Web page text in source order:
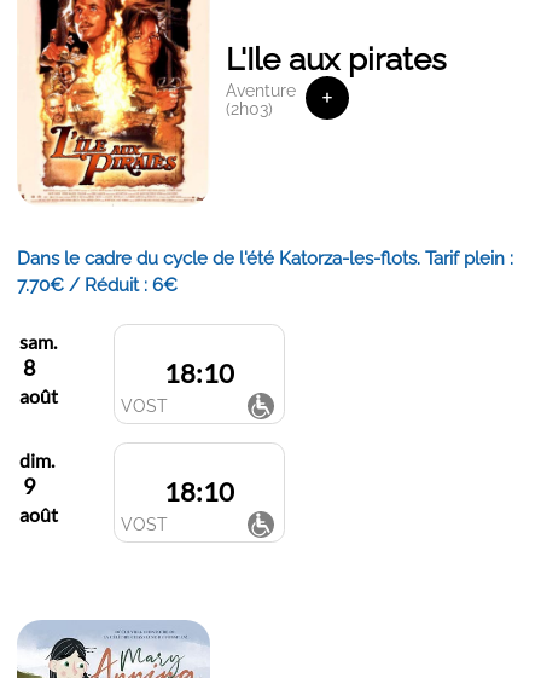
L'Ile aux pirates
Aventure
(2h03)
+
Dans le cadre du cycle de l'été Katorza-les-flots. Tarif plein :
7.70€ / Réduit : 6€
sam.
8
août
18:10
VOST
dim.
9
août
18:10
VOST